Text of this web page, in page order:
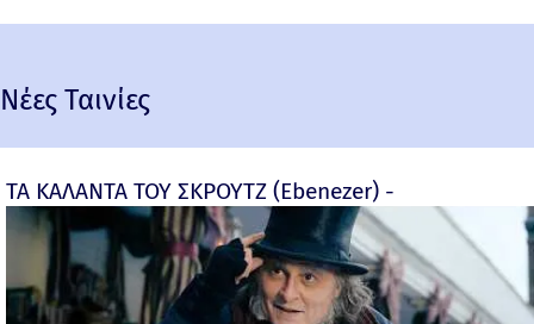
Νέες Ταινίες
ΤΑ ΚΑΛΑΝΤΑ ΤΟΥ ΣΚΡΟΥΤΖ (Ebenezer) -